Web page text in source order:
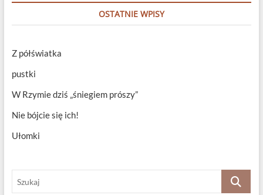
OSTATNIE WPISY
Z półświatka
pustki
W Rzymie dziś „śniegiem prószy”
Nie bójcie się ich!
Ułomki
Szukaj